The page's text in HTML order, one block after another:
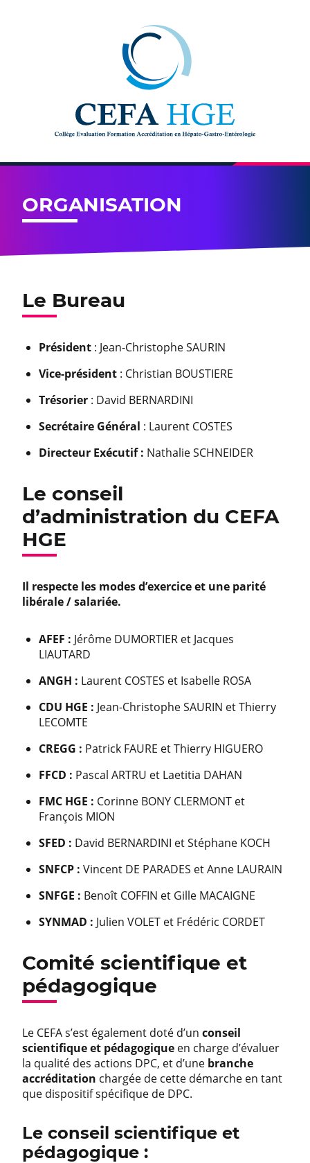
ORGANISATION
Le Bureau
Président : Jean-Christophe SAURIN
Vice-président : Christian BOUSTIERE
Trésorier : David BERNARDINI
Secrétaire Général : Laurent COSTES
Directeur Exécutif : Nathalie SCHNEIDER
Le conseil
d’administration du CEFA
HGE
Il respecte les modes d’exercice et une parité
libérale / salariée.
AFEF : Jérôme DUMORTIER et Jacques
LIAUTARD
ANGH : Laurent COSTES et Isabelle ROSA
CDU HGE : Jean-Christophe SAURIN et Thierry
LECOMTE
CREGG : Patrick FAURE et Thierry HIGUERO
FFCD : Pascal ARTRU et Laetitia DAHAN
FMC HGE : Corinne BONY CLERMONT et
François MION
SFED : David BERNARDINI et Stéphane KOCH
SNFCP : Vincent DE PARADES et Anne LAURAIN
SNFGE : Benoît COFFIN et Gille MACAIGNE
SYNMAD : Julien VOLET et Frédéric CORDET
Comité scientifique et
pédagogique
Le CEFA s’est également doté d’un conseil
scientifique et pédagogique en charge d’évaluer
la qualité des actions DPC, et d’une branche
accréditation chargée de cette démarche en tant
que dispositif spécifique de DPC.
Le conseil scientifique et
pédagogique :